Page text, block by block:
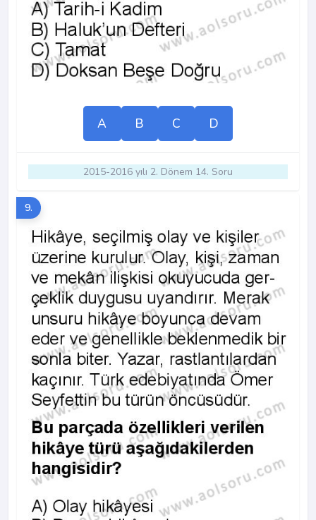
A B C D
2015-2016 yılı 2. Dönem 14. Soru
9.